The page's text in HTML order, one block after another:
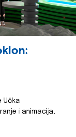
Učka
i animacija,